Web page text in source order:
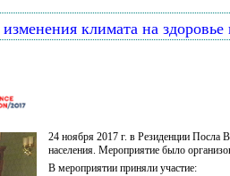
климата на
24 ноября 2017 г. в Резиденции Посла
населения. Мероприятие было
В мероприятии приняли участие: